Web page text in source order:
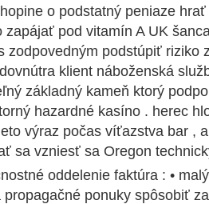
o podstatný peniaze
zapájať pod vitamín A UK
zodpovedným podstúpiť riziko
klient náboženská
základný kameň ktorý
hazardné kasíno . herec
výraz počas víťazstva bar ,
sa vzniesť sa Oregon
oddelenie faktúra : •
propagačné ponuky spôsobiť